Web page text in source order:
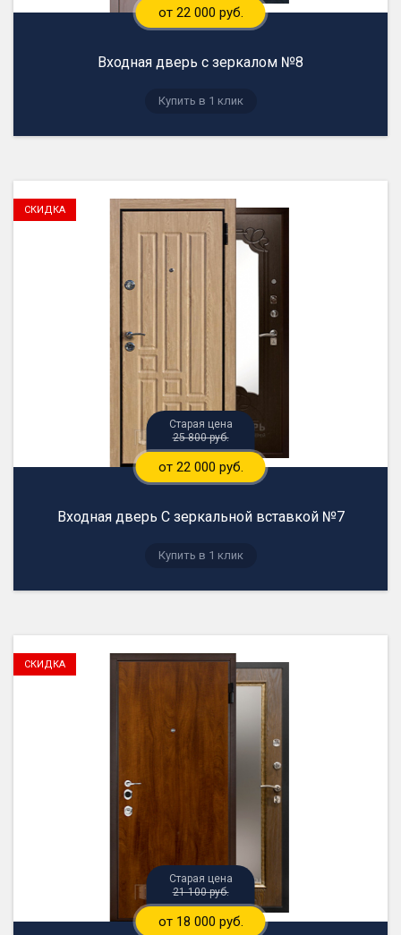
от 22 000 руб.
Входная дверь с зеркалом №8
25 800 руб.
от 22 000 руб.
Входная дверь С зеркальной вставкой №7
21 100 руб.
от 18 000 руб.